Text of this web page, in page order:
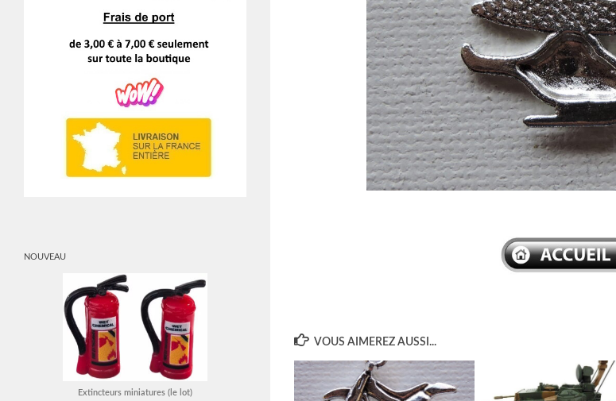
VOUS AIMEREZ AUSSI...
NOUVEAU
Extincteurs miniatures (le lot)